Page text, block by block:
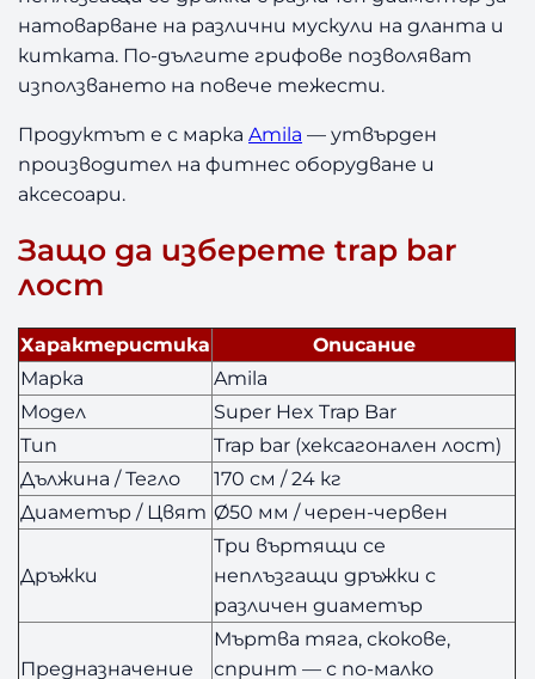
r
H
e
x
r
a
p
m
l
a
натоварване на различни мускули на дланта и
китката. По-дългите грифове позволяват
използването на повече тежести.
Продуктът е с маркаAmila — утвърден
производител на фитнес оборудване и
аксесоари.
Защо да изберете trap bar
лост
Характеристика
Описание
Марка
Amila
Модел
Super Hex Trap Bar
Тип
Trap bar (хексагонален лост)
Дължина / Тегло
170 см / 24 кг
Диаметър / Цвят Ø50 мм / черен-червен
Дръжки
Три въртящи се
неплъзгащи дръжки с
различен диаметър
Предназначение
Мъртва тяга, скокове,
спринт — с по-малко